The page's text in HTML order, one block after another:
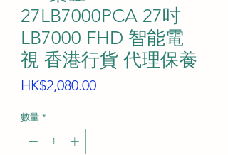
27LB7000PCA 27吋
LB7000 FHD 智能電
視 香港行貨 代理保養
HK$2,080.00價
數量 *